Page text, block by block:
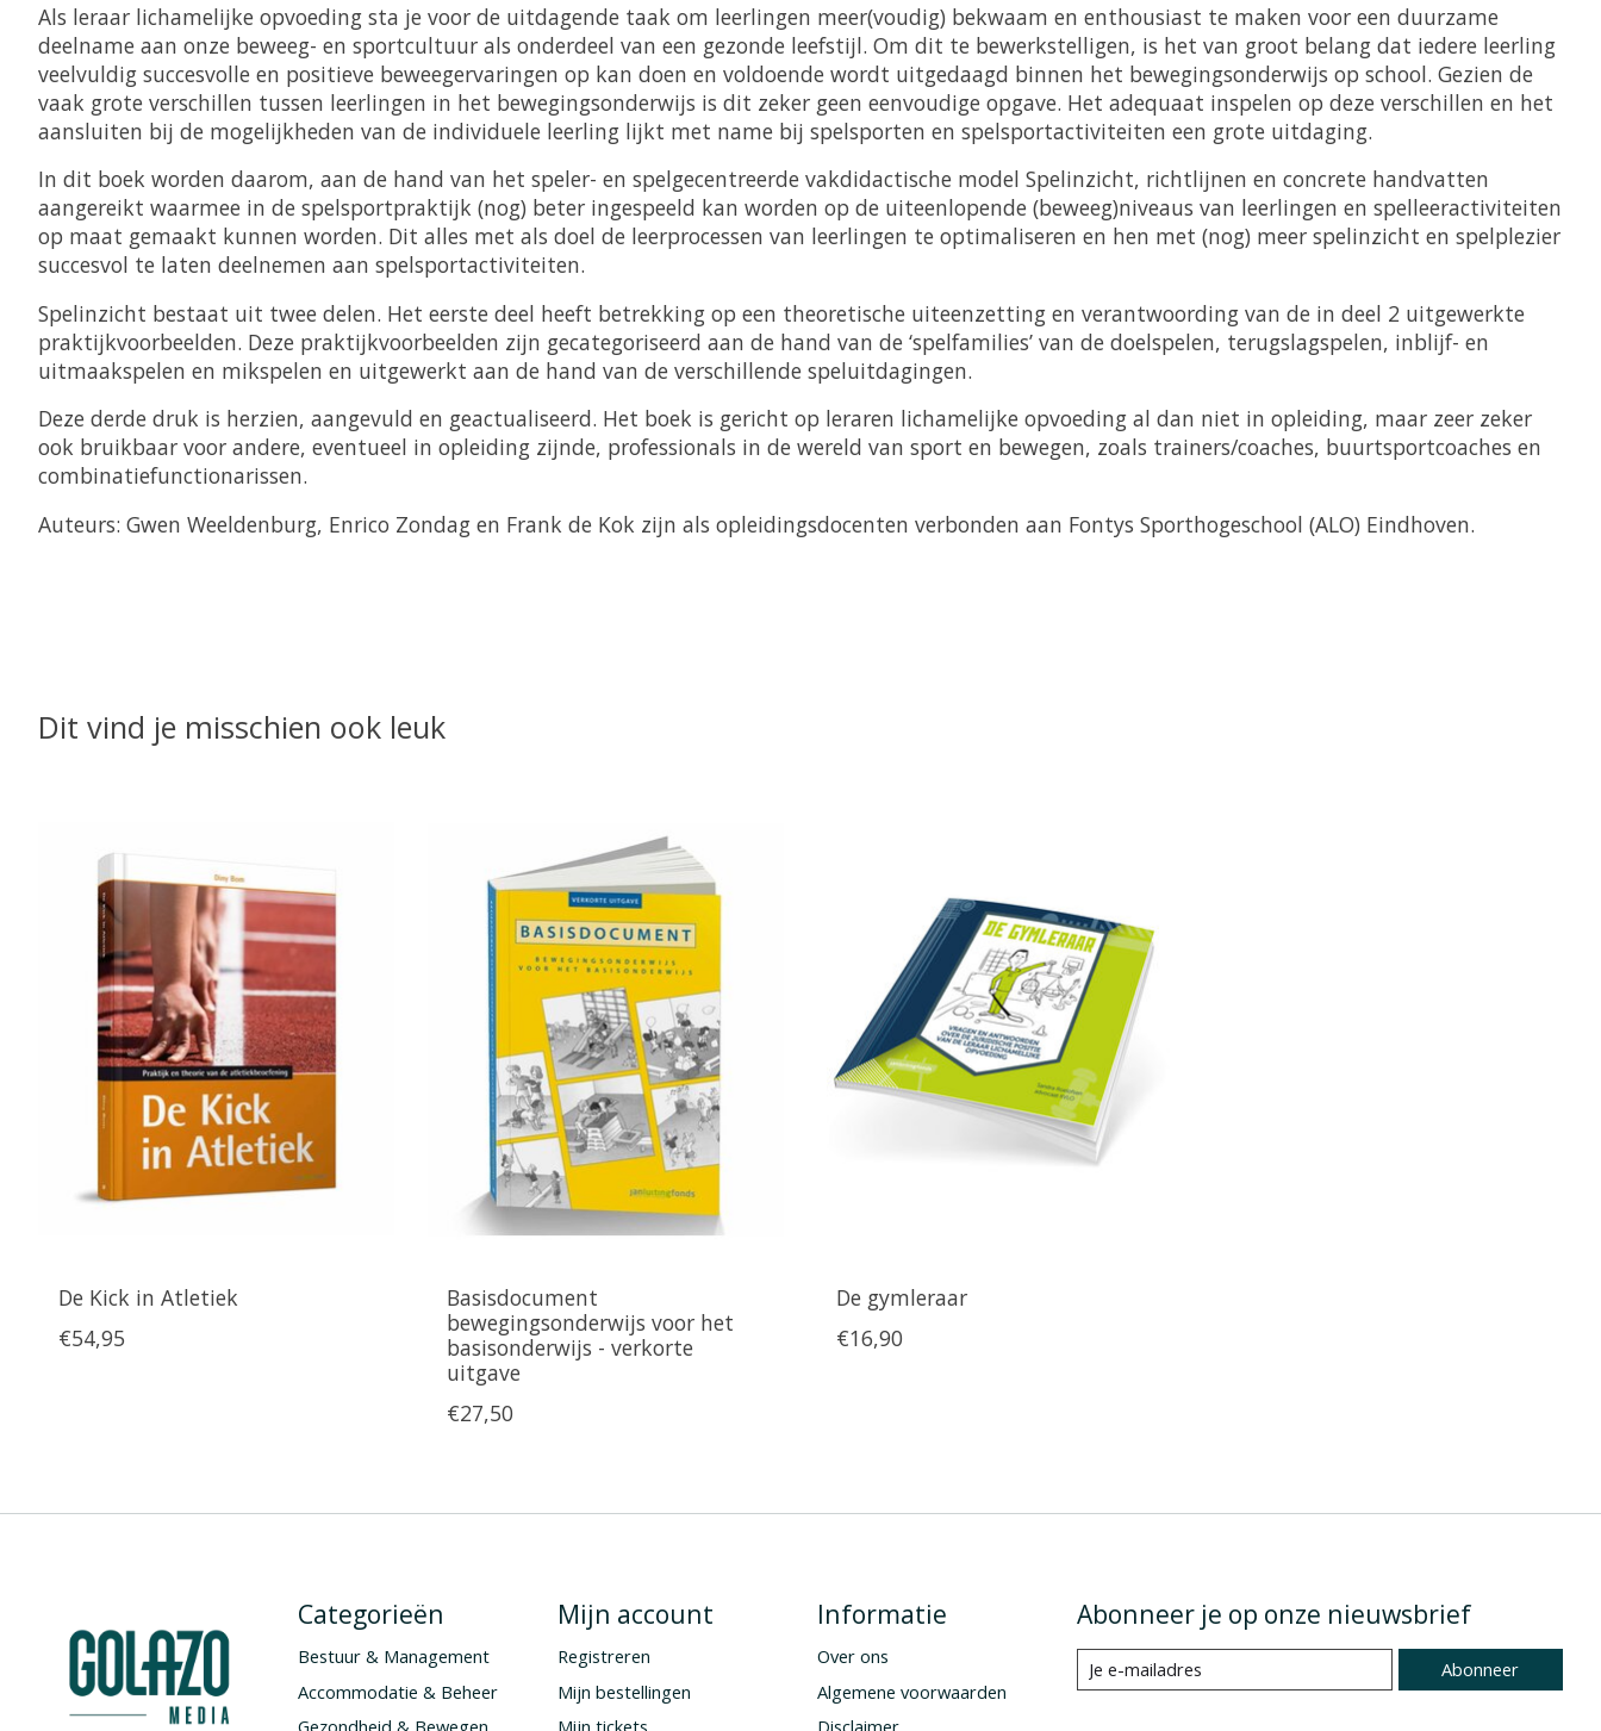
Als leraar lichamelijke opvoeding sta je voor de uitdagende taak om leerlingen meer(voudig) bekwaam en enthousiast te maken voor een duurzame
deelname aan onze beweeg- en sportcultuur als onderdeel van een gezonde leefstijl. Om dit te bewerkstelligen, is het van groot belang dat iedere leerling
veelvuldig succesvolle en positieve beweegervaringen op kan doen en voldoende wordt uitgedaagd binnen het bewegingsonderwijs op school. Gezien de
vaak grote verschillen tussen leerlingen in het bewegingsonderwijs is dit zeker geen eenvoudige opgave. Het adequaat inspelen op deze verschillen en het
aansluiten bij de mogelijkheden van de individuele leerling lijkt met name bij spelsporten en spelsportactiviteiten een grote uitdaging.
In dit boek worden daarom, aan de hand van het speler- en spelgecentreerde vakdidactische model Spelinzicht, richtlijnen en concrete handvatten
aangereikt waarmee in de spelsportpraktijk (nog) beter ingespeeld kan worden op de uiteenlopende (beweeg)niveaus van leerlingen en spelleeractiviteiten
op maat gemaakt kunnen worden. Dit alles met als doel de leerprocessen van leerlingen te optimaliseren en hen met (nog) meer spelinzicht en spelplezier
succesvol te laten deelnemen aan spelsportactiviteiten.
Spelinzicht bestaat uit twee delen. Het eerste deel heeft betrekking op een theoretische uiteenzetting en verantwoording van de in deel 2 uitgewerkte
praktijkvoorbeelden. Deze praktijkvoorbeelden zijn gecategoriseerd aan de hand van de ‘spelfamilies’ van de doelspelen, terugslagspelen, inblijf- en
uitmaakspelen en mikspelen en uitgewerkt aan de hand van de verschillende speluitdagingen.
Deze derde druk is herzien, aangevuld en geactualiseerd. Het boek is gericht op leraren lichamelijke opvoeding al dan niet in opleiding, maar zeer zeker
ook bruikbaar voor andere, eventueel in opleiding zijnde, professionals in de wereld van sport en bewegen, zoals trainers/coaches, buurtsportcoaches en
combinatiefunctionarissen.
Auteurs: Gwen Weeldenburg, Enrico Zondag en Frank de Kok zijn als opleidingsdocenten verbonden aan Fontys Sporthogeschool (ALO) Eindhoven.
Dit vind je misschien ook leuk
De Kick in Atletiek
€54,95
Basisdocument
bewegingsonderwijs voor het
basisonderwijs - verkorte
uitgave
€27,50
De gymleraar
€16,90
Categorieën
Bestuur & Management
Accommodatie & Beheer
Gezondheid & Bewegen
Mijn account
Registreren
Mijn bestellingen
Mijn tickets
Informatie
Over ons
Algemene voorwaarden
Disclaimer
Abonneer je op onze nieuwsbrief
Abonneer